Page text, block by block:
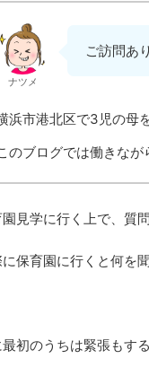
ナツメ
ご訪問あ
浜市港北区で3児の母
のブログでは働きなが
見学に行く上で、質
保育園に行くと何を
初のうちは緊張もす